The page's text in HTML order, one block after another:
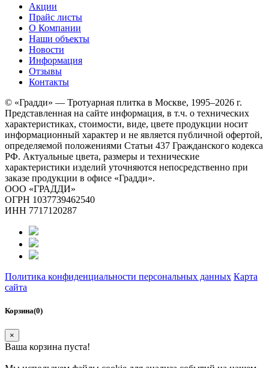
Акции
Прайс листы
О Компании
Наши объекты
Новости
Информация
Отзывы
Контакты
© «Градди» — Тротуарная плитка в Москве, 1995–2026 г.
Представленная на сайте информация, в т.ч. о технических
характеристиках, стоимости, виде, цвете продукции носит
информационный характер и не является публичной офертой,
определяемой положениями Статьи 437 Гражданского кодекса
РФ. Актуальные цвета, размеры и технические
характеристики изделий уточняются непосредственно при
заказе продукции в офисе «Градди».
ООО «ГРАДДИ»
ОГРН 1037739462540
ИНН 7717120287
Политика конфиденциальности персональных данных Карта
сайта
Корзина(0)
×
Ваша корзина пуста!